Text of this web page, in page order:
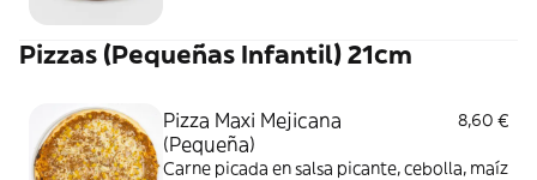
Pizzas (Pequeñas Infantil) 21cm
Pizza Maxi Mejicana
(Pequeña)
8,60 €
Carne picada en salsa picante, cebolla, maíz